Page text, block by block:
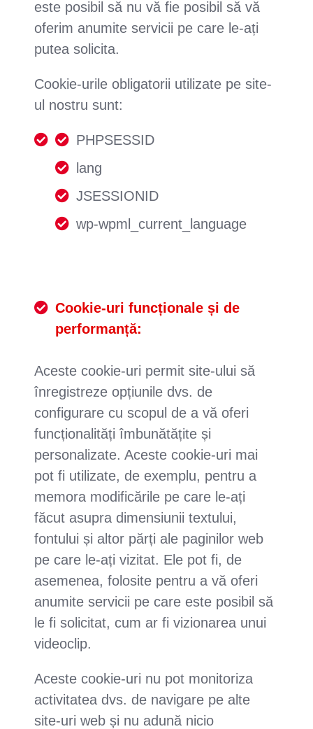
este posibil să nu vă fie posibil să vă
oferim anumite servicii pe care le-ați
putea solicita.
Cookie-urile obligatorii utilizate pe site-
ul nostru sunt:
PHPSESSID
lang
JSESSIONID
wp-wpml_current_language
Cookie-uri funcționale și de
performanță:
Aceste cookie-uri permit site-ului să
înregistreze opțiunile dvs. de
configurare cu scopul de a vă oferi
funcționalități îmbunătățite și
personalizate. Aceste cookie-uri mai
pot fi utilizate, de exemplu, pentru a
memora modificările pe care le-ați
făcut asupra dimensiunii textului,
fontului și altor părți ale paginilor web
pe care le-ați vizitat. Ele pot fi, de
asemenea, folosite pentru a vă oferi
anumite servicii pe care este posibil să
le fi solicitat, cum ar fi vizionarea unui
videoclip.
Aceste cookie-uri nu pot monitoriza
activitatea dvs. de navigare pe alte
site-uri web și nu adună nicio